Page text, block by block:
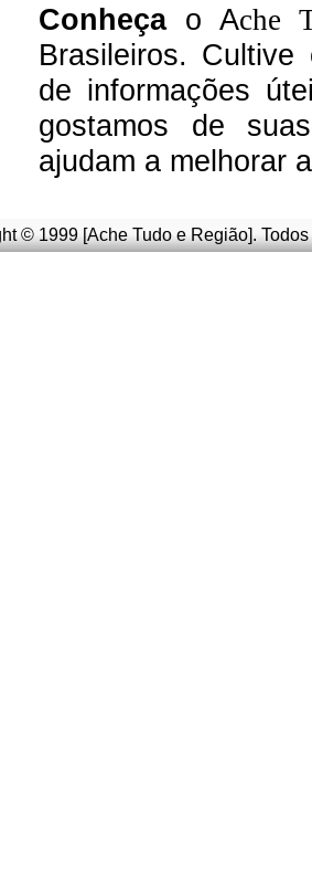
Conheçao Ache
Brasileiros.
de informações
gostamos de
ajudam a melhorar
© 1999 [Ache Tudo e Região].